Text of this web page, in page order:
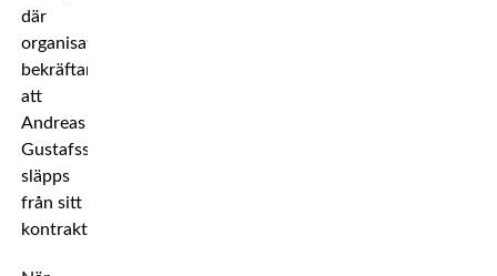
där
organisationen
bekräftar
att
Andreas
Gustafsson
släpps
från sitt
kontrakt.